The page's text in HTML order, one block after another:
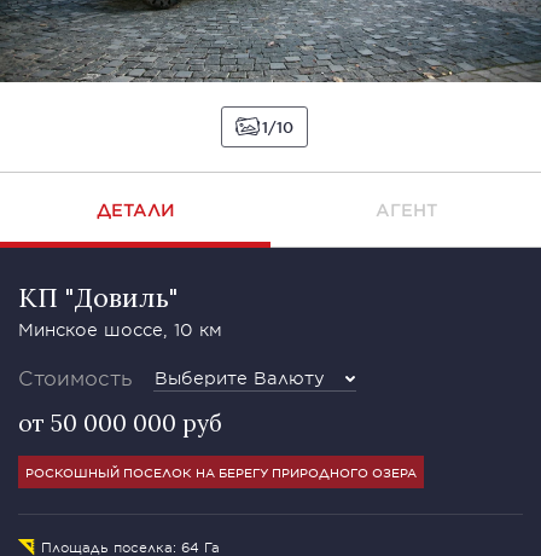
1 10
ДЕТАЛИ АГЕНТ
КП "Довиль"
Минское шоссе, 10 км
Стоимость Выберите Валюту
от 50 000 000 руб
РОСКОШНЫЙ ПОСЕЛОК НА БЕРЕГУ ПРИРОДНОГО ОЗЕРА
Площадь поселка: 64 Га